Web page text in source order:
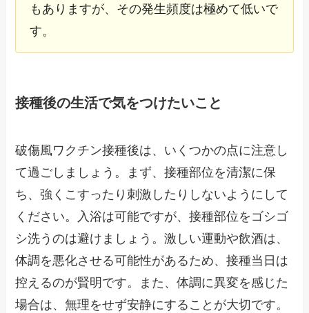
もありますが、その発生頻度は極めて低いで
す。
接種後の生活で気をつけたいこと
破傷風ワクチン接種後は、いくつかの点に注意し
て過ごしましょう。まず、接種部位を清潔に保
ち、強くこすったり刺激したりしないようにして
ください。入浴は可能ですが、接種部位をゴシゴ
シ洗うのは避けましょう。激しい運動や飲酒は、
体調を悪化させる可能性があるため、接種当日は
控えるのが賢明です。また、体調に異変を感じた
場合は、無理をせず安静にすることが大切です。